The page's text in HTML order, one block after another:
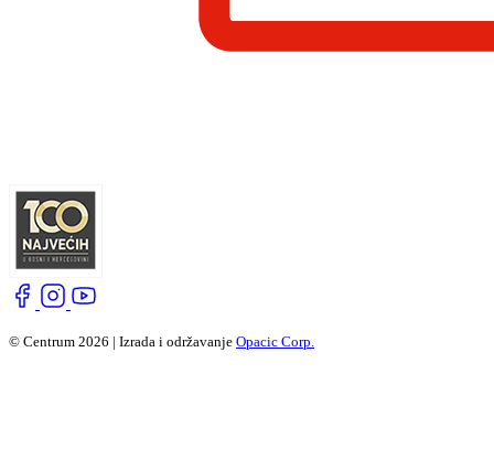
© Centrum 2026 | Izrada i održavanje Opacic Corp.